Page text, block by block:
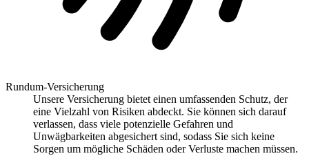
Rundum-Versicherung
Unsere Versicherung bietet einen umfassenden Schutz, der
eine Vielzahl von Risiken abdeckt. Sie können sich darauf
verlassen, dass viele potenzielle Gefahren und
Unwägbarkeiten abgesichert sind, sodass Sie sich keine
Sorgen um mögliche Schäden oder Verluste machen müssen.